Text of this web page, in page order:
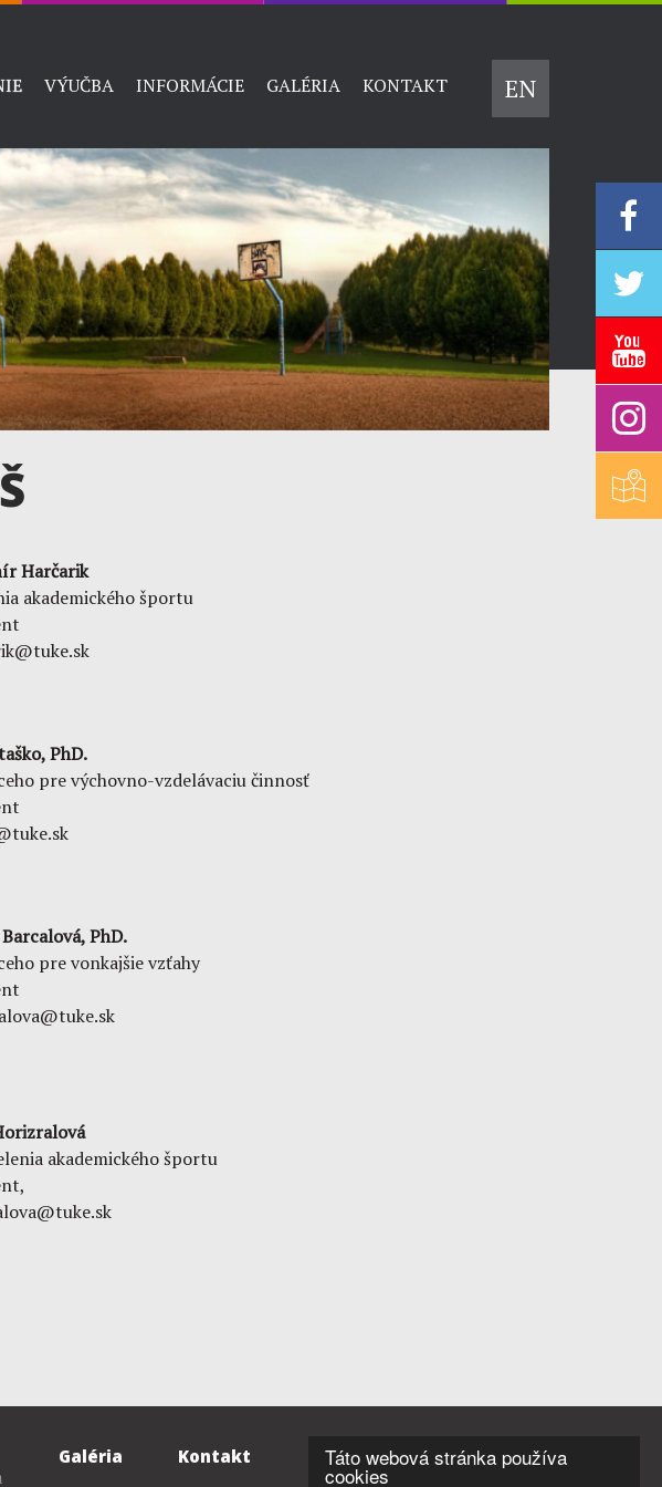
Táto webová stránka používa
cookies
VÝUČBA INFORMÁCIE GALÉRIA KONTAKT EN
Harčarik
akademického športu
PhD.
pre výchovno-vzdelávaciu činnosť
PhD.
pre vonkajšie vzťahy
akademického športu
Galéria Kontakt